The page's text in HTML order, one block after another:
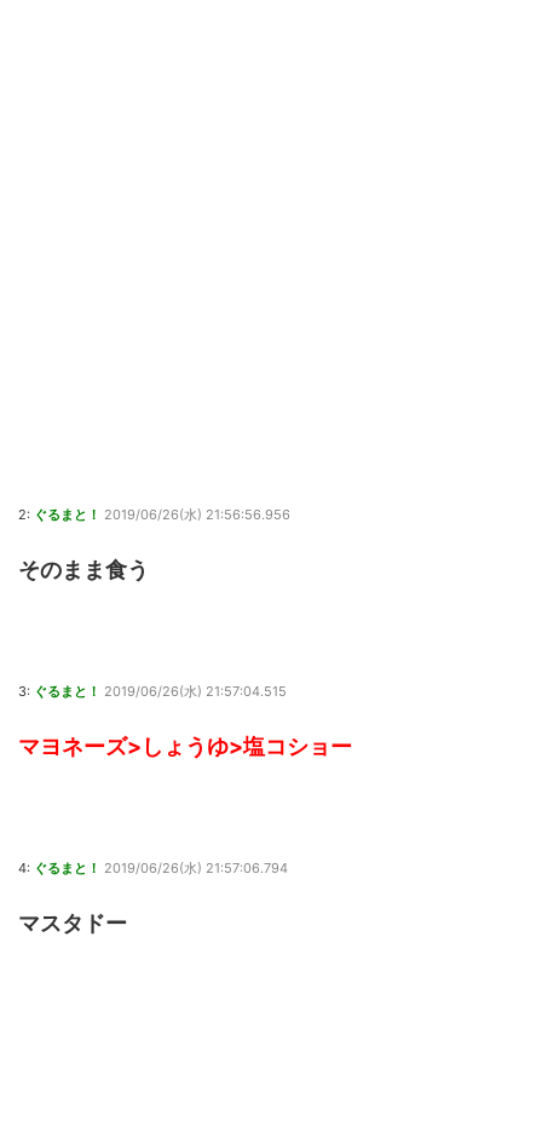
2: ぐるまと！ 2019/06/26(水) 21:56:56.956
そのまま食う
3: ぐるまと！ 2019/06/26(水) 21:57:04.515
マヨネーズ>しょうゆ>塩コショー
4: ぐるまと！ 2019/06/26(水) 21:57:06.794
マスタドー